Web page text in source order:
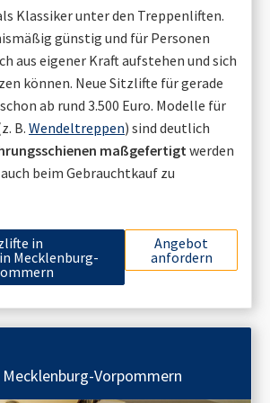
Klassiker unter den Treppenliften.
günstig und für Personen
aus eigener Kraft aufstehen und sich
können. Neue Sitzlifte für gerade
ab rund 3.500 Euro. Modelle für
B. Wendeltreppen) sind deutlich
maßgefertigt werden
beim Gebrauchtkauf zu
in
Mecklenburg-
Angebot
anfordern
Vorpommern